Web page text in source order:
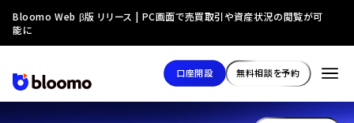
Bloomo Web β版 リリース | PC画面で売買取引や資産状況の閲覧が可
能に
口座開設 無料相談を予約